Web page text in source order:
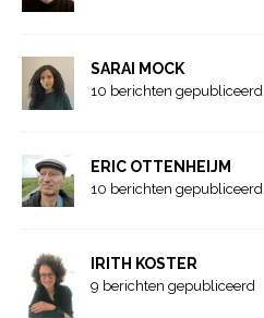
SARAI MOCK
10 berichten gepubliceerd
ERIC OTTENHEIJM
10 berichten gepubliceerd
IRITH KOSTER
9 berichten gepubliceerd